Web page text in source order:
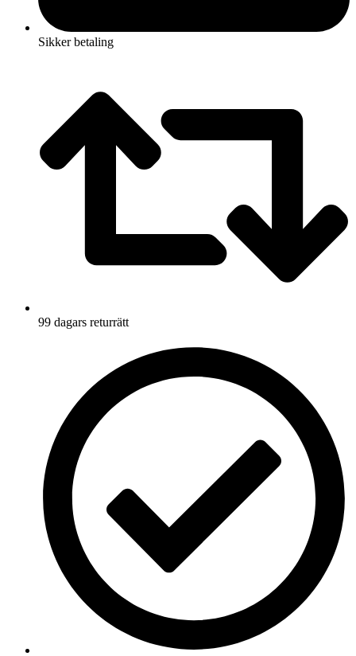
Sikker betaling
99 dagars returrätt